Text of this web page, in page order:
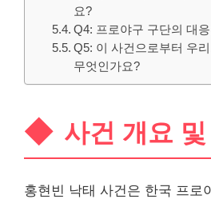
요?
Q4: 프로야구 구단의 대
Q5: 이 사건으로부터 우
무엇인가요?
사건 개요
홍현빈 낙태 사건은 한국 프로